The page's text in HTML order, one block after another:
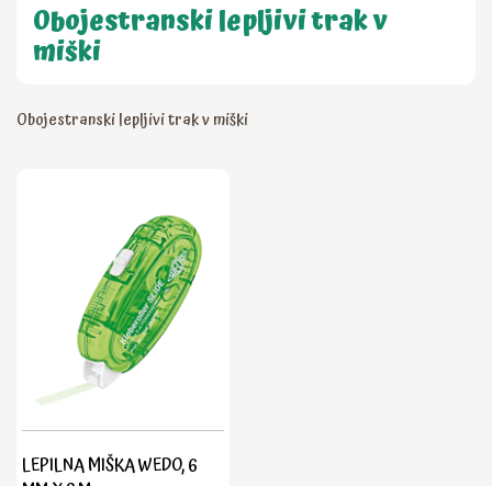
Obojestranski lepljivi trak v
miški
Obojestranski lepljivi trak v miški
LEPILNA MIŠKA WEDO, 6